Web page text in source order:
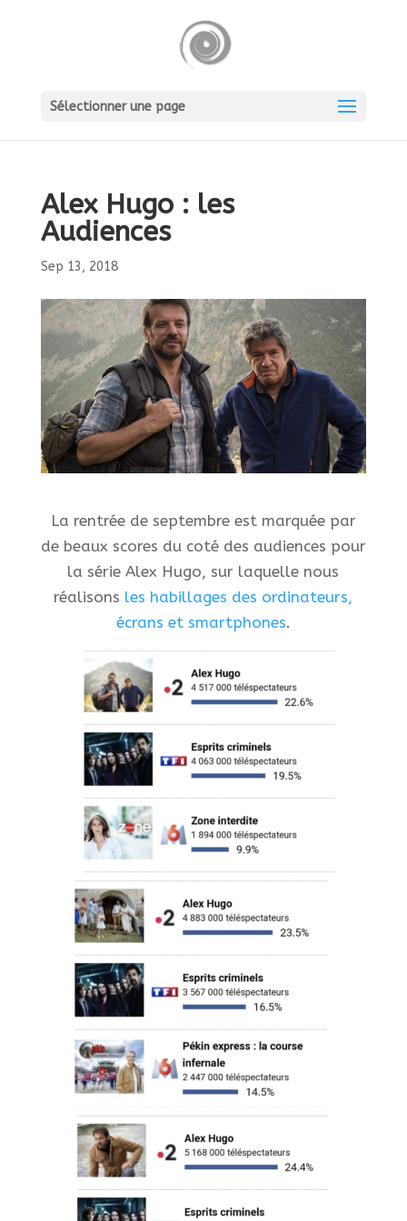
Sélectionner une page
Alex Hugo : les
Audiences
Sep 13, 2018
La rentrée de septembre est marquée par
de beaux scores du coté des audiences pour
la série Alex Hugo, sur laquelle nous
réalisons les habillages des ordinateurs,
écrans et smartphones.